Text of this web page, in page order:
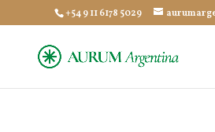
+54 9 11 6178 5029